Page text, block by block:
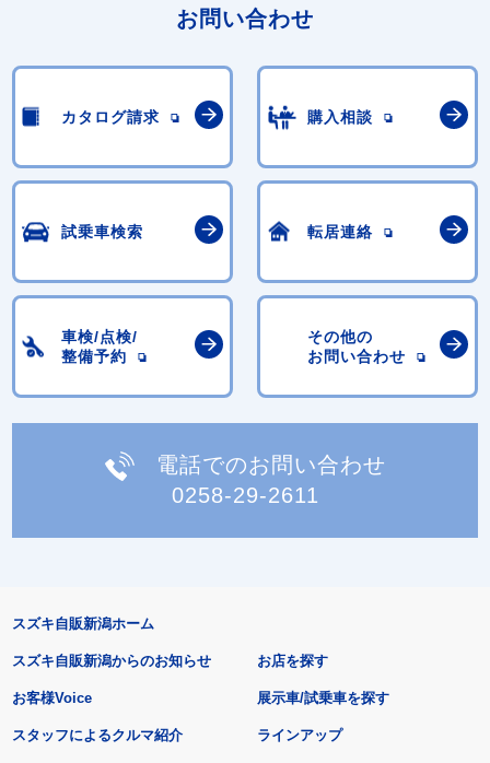
お問い合わせ
カタログ請求 購入相談
試乗車検索 転居連絡
車検/点検/
整備予約
その他の
お問い合わせ
電話でのお問い合わせ
0258-29-2611
スズキ自販新潟ホーム
スズキ自販新潟からのお知らせ
お客様Voice
スタッフによるクルマ紹介
お店を探す
展示車/試乗車を探す
ラインアップ